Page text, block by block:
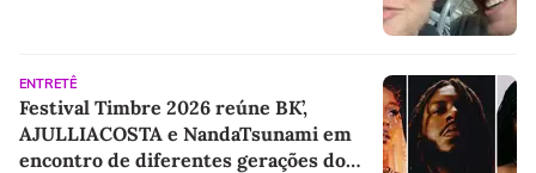
ENTRETÊ
Festival Timbre 2026 reúne BK’,
AJULLIACOSTA e NandaTsunami em
encontro de diferentes gerações do